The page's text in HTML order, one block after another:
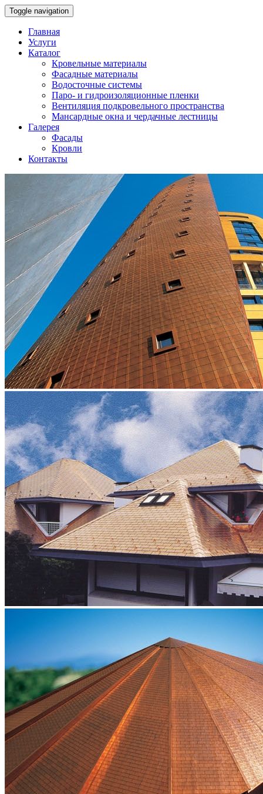
Toggle navigation
Главная
Услуги
Каталог
Кровельные материалы
Фасадные материалы
Водосточные системы
Паро- и гидроизоляционные пленки
Вентиляция подкровельного пространства
Мансардные окна и чердачные лестницы
Галерея
Фасады
Кровли
Контакты